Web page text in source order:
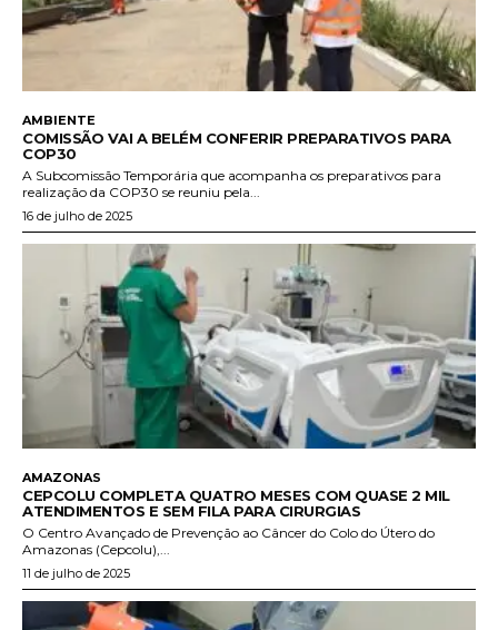
AMBIENTE
COMISSÃO VAI A BELÉM CONFERIR PREPARATIVOS PARA
COP30
A Subcomissão Temporária que acompanha os preparativos para
realização da COP30 se reuniu pela...
16 de julho de 2025
AMAZONAS
CEPCOLU COMPLETA QUATRO MESES COM QUASE 2 MIL
ATENDIMENTOS E SEM FILA PARA CIRURGIAS
O Centro Avançado de Prevenção ao Câncer do Colo do Útero do
Amazonas (Cepcolu),...
11 de julho de 2025